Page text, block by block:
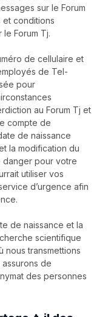
sur le Forum
conditions
le Forum Tj.
de cellulaire et
de Tel-
pour
au Forum Tj et
compte de
de naissance
la modification du
danger pour votre
utiliser vos
d’urgence afin
de naissance et la
scientifique
nous transmettions
de
des personnes